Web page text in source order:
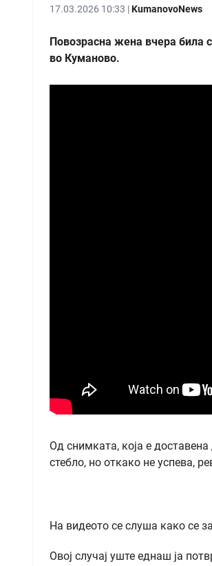
17.03.2026 10:33 |KumanovoNews
Повозрасна жена вчера била
во Куманово.
Од снимката, која е
стебло, но откако не успева,
На видеото се слуша како се
Овој случај уште еднаш ја